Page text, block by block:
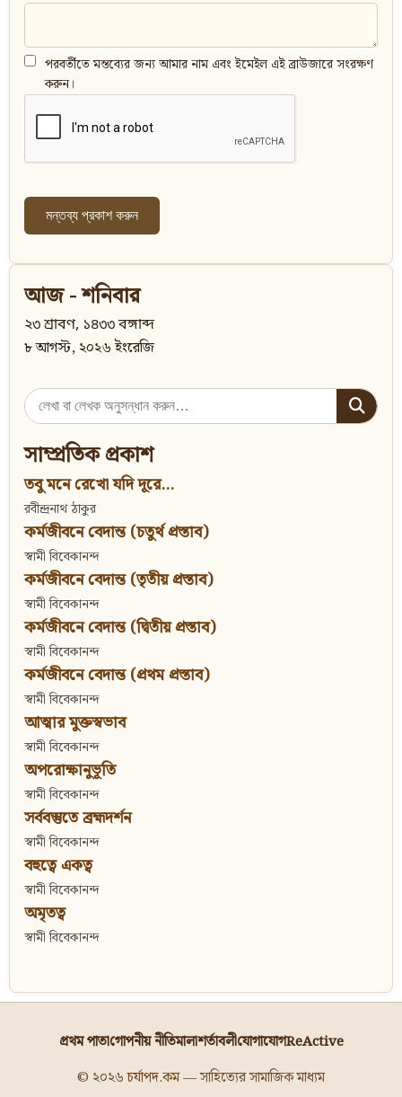
পরবর্তীতে মন্তব্যের জন্য আমার নাম এবং ইমেইল এই ব্রাউজারে সংরক্ষণ
করুন।
আজ - শনিবার
২৩ শ্রাবণ, ১৪৩৩ বঙ্গাব্দ
৮ আগস্ট, ২০২৬ ইংরেজি
Search
for:
সাম্প্রতিক প্রকাশ
তবু মনে রেখো যদি দূরে...
রবীন্দ্রনাথ ঠাকুর
কর্মজীবনে বেদান্ত (চতুর্থ প্রস্তাব)
স্বামী বিবেকানন্দ
কর্মজীবনে বেদান্ত (তৃতীয় প্রস্তাব)
স্বামী বিবেকানন্দ
কর্মজীবনে বেদান্ত (দ্বিতীয় প্রস্তাব)
স্বামী বিবেকানন্দ
কর্মজীবনে বেদান্ত (প্রথম প্রস্তাব)
স্বামী বিবেকানন্দ
আত্মার মুক্তস্বভাব
স্বামী বিবেকানন্দ
অপরোক্ষানুভূতি
স্বামী বিবেকানন্দ
সর্ববস্তুতে ব্রহ্মদর্শন
স্বামী বিবেকানন্দ
বহুত্বে একত্ব
স্বামী বিবেকানন্দ
অমৃতত্ব
স্বামী বিবেকানন্দ
প্রথম পাতাগোপনীয় নীতিমালাশর্তাবলীযোগাযোগReActive
© ২০২৬চর্যাপদ.কম— সাহিত্যের সামাজিক মাধ্যম